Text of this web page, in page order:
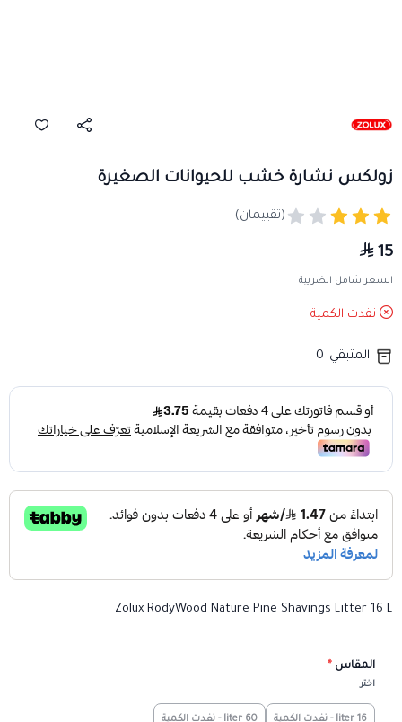
زولكس نشارة خشب للحيوانات الصغيرة
(تقييمان)
15
السعر شامل الضريبة
نفدت الكمية
المتبقي 0
Zolux RodyWood Nature Pine Shavings Litter 16 L
المقاس *
اختر
16 liter - نفدت الكمية 60 liter - نفدت الكمية